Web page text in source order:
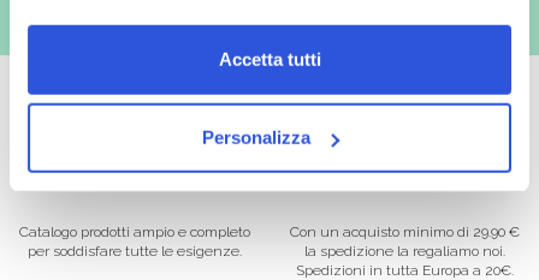
Accetta tutti
Personalizza
Oltre 50.000 prodotti
Catalogo prodotti ampio e completo
per soddisfare tutte le esigenze.
Spedizione gratuita
Con un acquisto minimo di 29.90 €
la spedizione la regaliamo noi.
Spedizioni in tutta Europa a 20€.